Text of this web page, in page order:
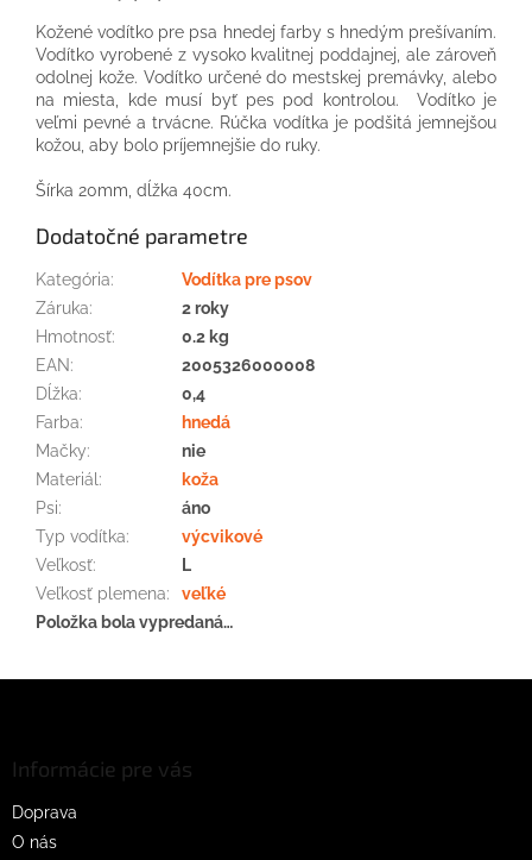
Kožené vodítko pre psa hnedej farby s hnedým prešívaním.
Vodítko vyrobené z vysoko kvalitnej poddajnej, ale zároveň
odolnej kože. Vodítko určené do mestskej premávky, alebo
na miesta, kde musí byť pes pod kontrolou. Vodítko je
veľmi pevné a trvácne. Rúčka vodítka je podšitá jemnejšou
kožou, aby bolo príjemnejšie do ruky.
Šírka 20mm, dĺžka 40cm.
Dodatočné parametre
Kategória:
Vodítka pre psov
Záruka:
2 roky
Hmotnosť:
0.2 kg
EAN:
2005326000008
Dĺžka:
0,4
Farba:
hnedá
Mačky:
nie
Materiál :
koža
Psi:
áno
Typ vodítka:
výcvikové
Veľkosť:
L
Veľkosť plemena:
veľké
Položka bola vypredaná…
Informácie pre vás
Doprava
O nás